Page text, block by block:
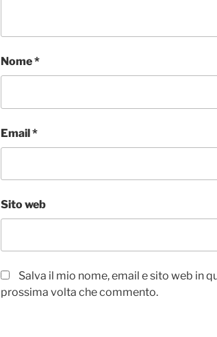
Nome*
Email*
Sito web
Salva il mio nome, email e sito web in
prossima volta che commento.